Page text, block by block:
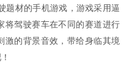
题材的手机游戏，游戏采用逼
将驾驶赛车在不同的赛道进行
激的背景音效，带给身临其境